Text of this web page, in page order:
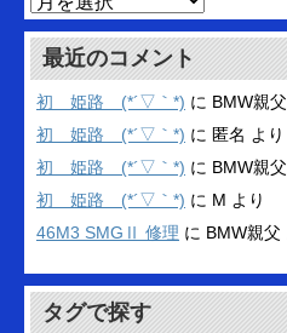
ー
カ
イ
ブ
最近のコメント
初 姫路 (*´▽｀*) に BMW親父
初 姫路 (*´▽｀*) に 匿名 より
初 姫路 (*´▽｀*) に BMW親父
初 姫路 (*´▽｀*) に M より
46M3 SMGⅡ 修理 に BMW親父
タグで探す